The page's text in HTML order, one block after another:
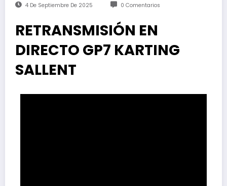
4 De Septiembre De 2025 0 Comentarios
RETRANSMISIÓN EN
DIRECTO GP7 KARTING
SALLENT